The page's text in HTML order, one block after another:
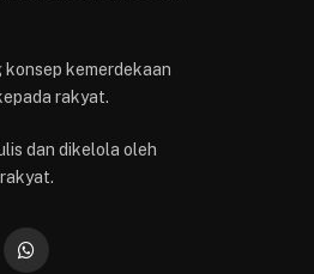
konsep kemerdekaan
rakyat.
dan dikelola oleh
WhatsApp